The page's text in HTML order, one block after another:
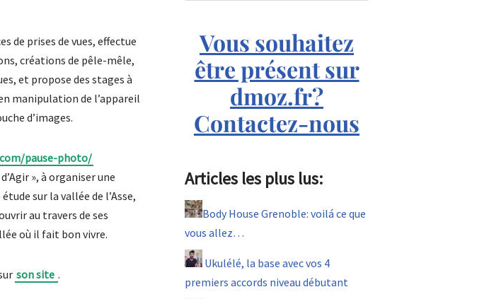
de prises de vues, effectue
créations de pêle-mêle,
et propose des stages à
manipulation de l’appareil
d’images.
pause-photo/
», à organiser une
sur la vallée de l’Asse,
au travers de ses
où il fait bon vivre.
son site .
Vous souhaitez
être présent sur
dmoz.fr?
Contactez-nous
Articles les plus lus:
Body House Grenoble: voilá ce que
vous allez…
Ukulélé, la base avec vos 4
premiers accords niveau débutant